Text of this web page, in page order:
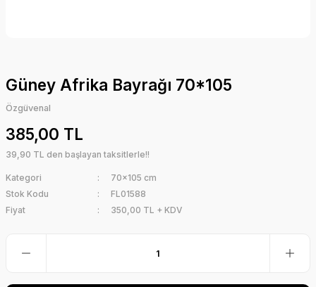
Güney Afrika Bayrağı 70*105
Özgüvenal
385,00 TL
39,90 TL den başlayan taksitlerle!!
Kategori
70x105 cm
Stok Kodu
FL01588
Fiyat
350,00 TL + KDV